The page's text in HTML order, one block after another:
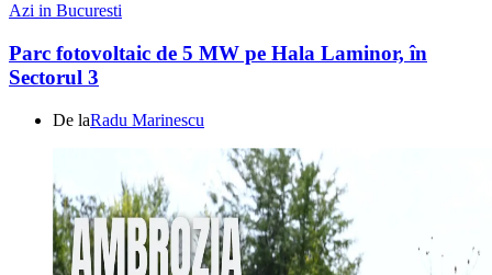
Azi in Bucuresti
Parc fotovoltaic de 5 MW pe Hala Laminor, în
Sectorul 3
De laRadu Marinescu